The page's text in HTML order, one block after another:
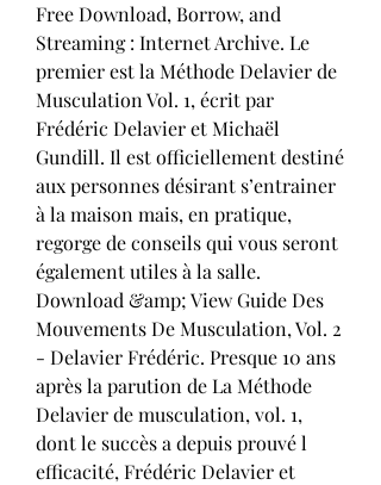
Free Download, Borrow, and
Streaming : Internet Archive. Le
premier est la Méthode Delavier de
Musculation Vol. 1, écrit par
Frédéric Delavier et Michaël
Gundill. Il est officiellement destiné
aux personnes désirant s’entrainer
à la maison mais, en pratique,
regorge de conseils qui vous seront
également utiles à la salle.
Download &amp; View Guide Des
Mouvements De Musculation, Vol. 2
- Delavier Frédéric. Presque 10 ans
après la parution de La Méthode
Delavier de musculation, vol. 1,
dont le succès a depuis prouvé l
efficacité, Frédéric Delavier et